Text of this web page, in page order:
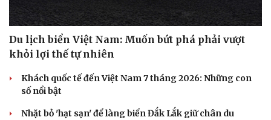
Du lịch biển Việt Nam: Muốn bứt phá phải vượt
khỏi lợi thế tự nhiên
Khách quốc tế đến Việt Nam 7 tháng 2026: Những con
số nổi bật
Nhặt bỏ 'hạt sạn' để làng biển Đắk Lắk giữ chân du